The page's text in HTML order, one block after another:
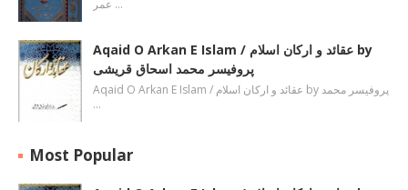
عمر …
Aqaid O Arkan E Islam / عقائد و ارکان اسلام by
پروفیسر محمد اسحاق قریشی
Aqaid O Arkan E Islam / عقائد و ارکان اسلام by پروفیسر محمد
…
Most Popular